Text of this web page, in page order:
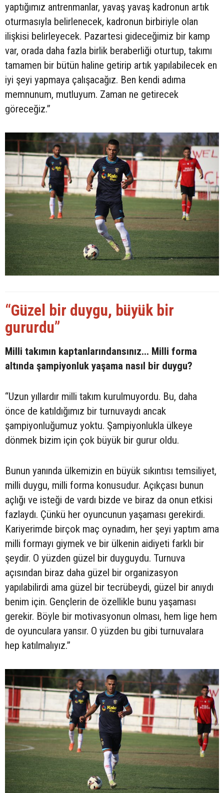
yaptığımız antrenmanlar, yavaş yavaş kadronun artık
oturmasıyla belirlenecek, kadronun birbiriyle olan
ilişkisi belirleyecek. Pazartesi gideceğimiz bir kamp
var, orada daha fazla birlik beraberliği oturtup, takımı
tamamen bir bütün haline getirip artık yapılabilecek en
iyi şeyi yapmaya çalışacağız. Ben kendi adıma
memnunum, mutluyum. Zaman ne getirecek
göreceğiz.”
“Güzel bir duygu, büyük bir
gururdu”
Milli takımın kaptanlarındansınız... Milli forma
altında şampiyonluk yaşama nasıl bir duygu?
“Uzun yıllardır milli takım kurulmuyordu. Bu, daha
önce de katıldığımız bir turnuvaydı ancak
şampiyonluğumuz yoktu. Şampiyonlukla ülkeye
dönmek bizim için çok büyük bir gurur oldu.
Bunun yanında ülkemizin en büyük sıkıntısı temsiliyet,
milli duygu, milli forma konusudur. Açıkçası bunun
açlığı ve isteği de vardı bizde ve biraz da onun etkisi
fazlaydı. Çünkü her oyuncunun yaşaması gerekirdi.
Kariyerimde birçok maç oynadım, her şeyi yaptım ama
milli formayı giymek ve bir ülkenin aidiyeti farklı bir
şeydir. O yüzden güzel bir duyguydu. Turnuva
açısından biraz daha güzel bir organizasyon
yapılabilirdi ama güzel bir tecrübeydi, güzel bir anıydı
benim için. Gençlerin de özellikle bunu yaşaması
gerekir. Böyle bir motivasyonun olması, hem lige hem
de oyunculara yansır. O yüzden bu gibi turnuvalara
hep katılmalıyız.”